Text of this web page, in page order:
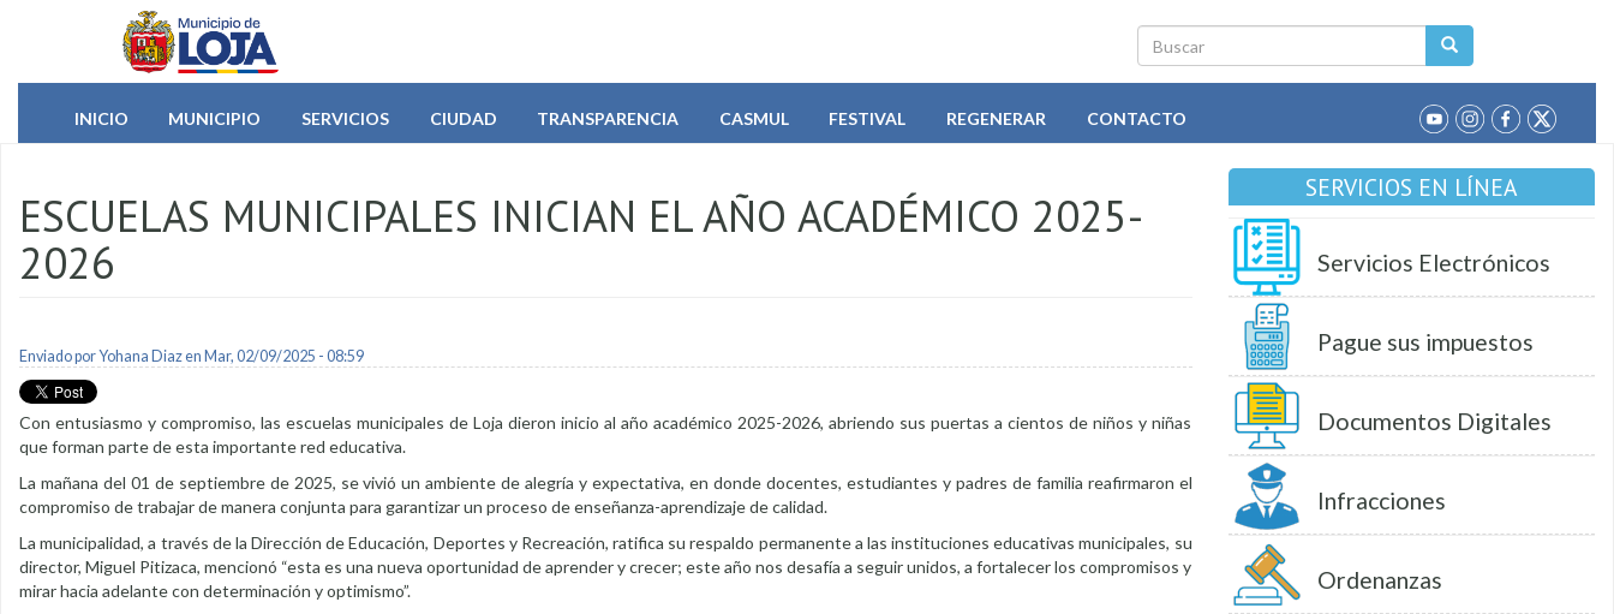
Pasar al contenido principal
Buscar
INICIO
MUNICIPIO SERVICIOS CIUDAD TRANSPARENCIA CASMUL FESTIVAL REGENERAR CONTACTO
ESCUELAS MUNICIPALES INICIAN EL AÑO ACADÉMICO 2025-
2026
Enviado porYohana Diazen Mar, 02/09/2025 - 08:59
Con entusiasmo y compromiso, las escuelas municipales de Loja dieron inicio al año académico 2025-2026, abriendo sus puertas a cientos de niños y niñas
que forman parte de esta importante red educativa.
La mañana del 01 de septiembre de 2025, se vivió un ambiente de alegría y expectativa, en donde docentes, estudiantes y padres de familia reafirmaron el
compromiso de trabajar de manera conjunta para garantizar un proceso de enseñanza-aprendizaje de calidad.
La municipalidad, a través de la Dirección de Educación, Deportes y Recreación, ratifica su respaldo permanente a las instituciones educativas municipales, su
director, Miguel Pitizaca, mencionó “esta es una nueva oportunidad de aprender y crecer; este año nos desafía a seguir unidos, a fortalecer los compromisos y
mirar hacia adelante con determinación y optimismo”.
SERVICIOS EN LÍNEA
Servicios Electrónicos
Pague sus impuestos
Documentos Digitales
Infracciones
Ordenanzas